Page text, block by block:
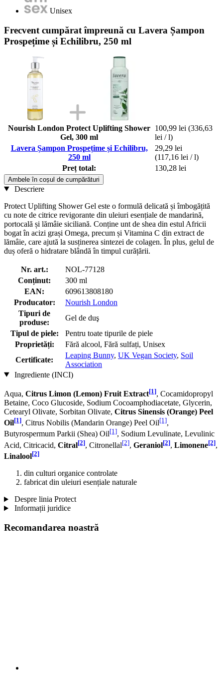
Unisex
Frecvent cumpărat împreună cu Lavera Șampon
Prospețime și Echilibru, 250 ml
Nourish London Protect Uplifting Shower
Gel, 300 ml
100,99 lei (336,63
lei / l)
Lavera Șampon Prospețime și Echilibru,
250 ml
29,29 lei
(117,16 lei / l)
Preț total:
130,28 lei
Ambele în coșul de cumpărături
Descriere
Protect Uplifting Shower Gel este o formulă delicată și îmbogățită
cu note de citrice revigorante din uleiuri esențiale de mandarină,
portocală și lămâie siciliană. Conține unt de shea din estul Africii
bogat în acizi grași Omega, precum și Vitamina C din extract de
lămâie, care ajută la susținerea sintezei de colagen. În plus, gelul de
duș oferă o hidratare blândă în timpul curățării.
Nr. art.:
NOL-77128
Conținut:
300 ml
EAN:
609613808180
Producator:
Nourish London
Tipuri de
produse:
Gel de duş
Tipul de piele:
Pentru toate tipurile de piele
Proprietăți:
Fără alcool, Fără sulfați, Unisex
Certificate:
Leaping Bunny, UK Vegan Society, Soil
Association
Ingrediente (INCI)
Aqua, Citrus Limon (Lemon) Fruit Extract[1], Cocamidopropyl
Betaine, Coco Glucoside, Sodium Cocoamphodiacetate, Glycerin,
Cetearyl Olivate, Sorbitan Olivate, Citrus Sinensis (Orange) Peel
Oil[1], Citrus Nobilis (Mandarin Orange) Peel Oil[1],
Butyrospermum Parkii (Shea) Oil[1], Sodium Levulinate, Levulinic
Acid, Citricacid, Citral[2], Citronellal[2], Geraniol[2], Limonene[2],
Linalool[2]
din culturi organice controlate
fabricat din uleiuri esențiale naturale
Despre linia Protect
Informații juridice
Recomandarea noastră